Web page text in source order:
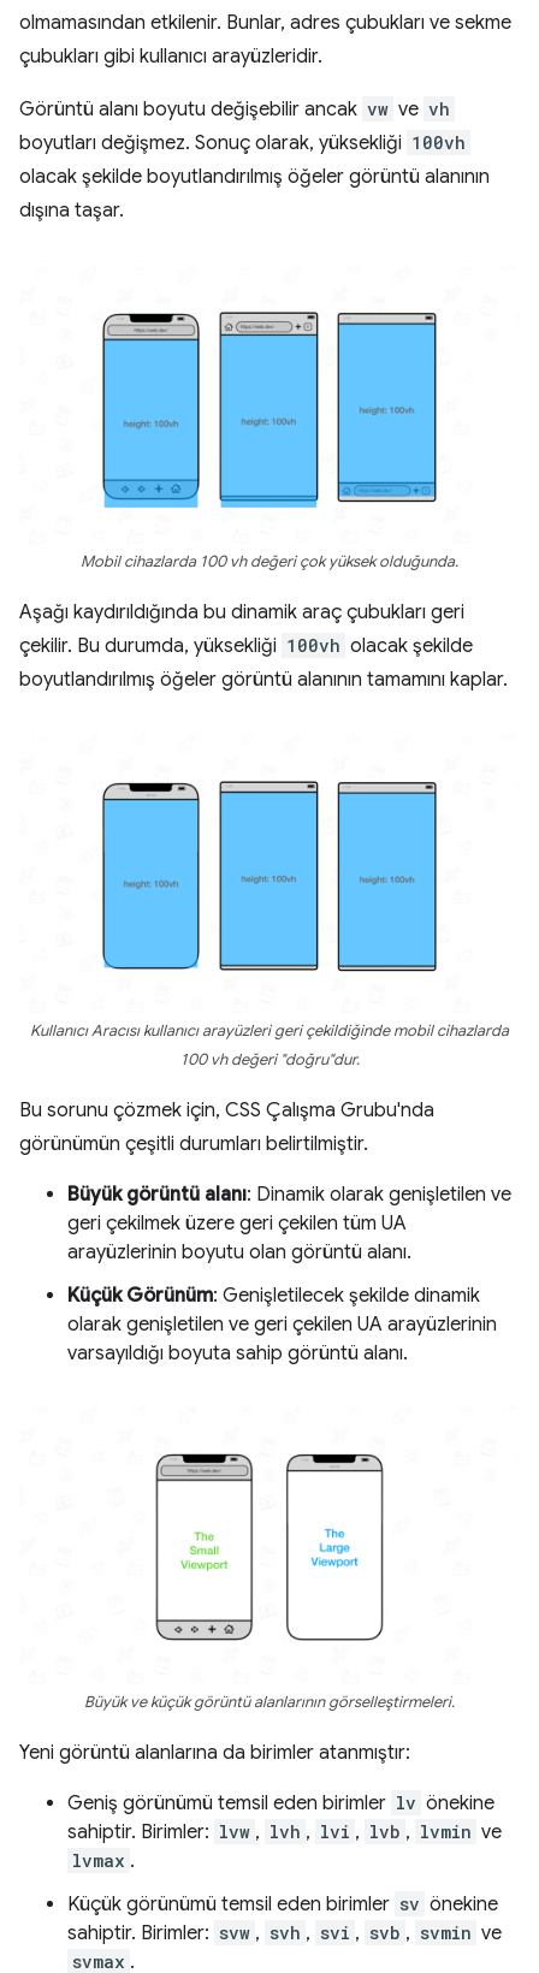
olmamasından etkilenir. Bunlar, adres çubukları ve sekme
çubukları gibi kullanıcı arayüzleridir.
Görüntü alanı boyutu değişebilir ancak vw ve vh
boyutları değişmez. Sonuç olarak, yüksekliği 100vh
olacak şekilde boyutlandırılmış öğeler görüntü alanının
dışına taşar.
Mobil cihazlarda 100 vh değeri çok yüksek olduğunda.
Aşağı kaydırıldığında bu dinamik araç çubukları geri
çekilir. Bu durumda, yüksekliği 100vh olacak şekilde
boyutlandırılmış öğeler görüntü alanının tamamını kaplar.
Kullanıcı Aracısı kullanıcı arayüzleri geri çekildiğinde mobil cihazlarda
100 vh değeri "doğru"dur.
Bu sorunu çözmek için, CSS Çalışma Grubu'nda
görünümün çeşitli durumları belirtilmiştir.
Büyük görüntü alanı: Dinamik olarak genişletilen ve
geri çekilmek üzere geri çekilen tüm UA
arayüzlerinin boyutu olan görüntü alanı.
Küçük Görünüm: Genişletilecek şekilde dinamik
olarak genişletilen ve geri çekilen UA arayüzlerinin
varsayıldığı boyuta sahip görüntü alanı.
Büyük ve küçük görüntü alanlarının görselleştirmeleri.
Yeni görüntü alanlarına da birimler atanmıştır:
Geniş görünümü temsil eden birimler lv önekine
sahiptir. Birimler: lvw , lvh , lvi , lvb , lvmin ve
lvmax .
Küçük görünümü temsil eden birimler sv önekine
sahiptir. Birimler: svw , svh , svi , svb , svmin ve
svmax .